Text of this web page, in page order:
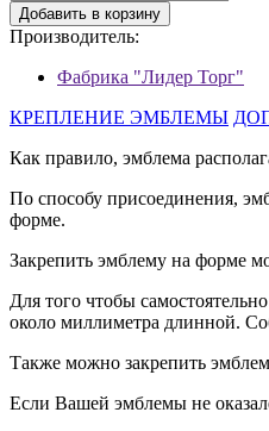
Добавить в корзину
Производитель:
Фабрика "Лидер Торг"
КРЕПЛЕНИЕ ЭМБЛЕМЫ
Как правило, эмблема
По способу присоединения,
форме.
Закрепить эмблему на форме
Для того чтобы
около миллиметра длинной.
Также можно закрепить
Если Вашей эмблемы не